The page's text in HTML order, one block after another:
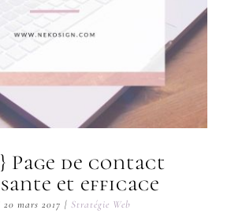
Page de contact
et efficace
mars 2017 | Stratégie Web